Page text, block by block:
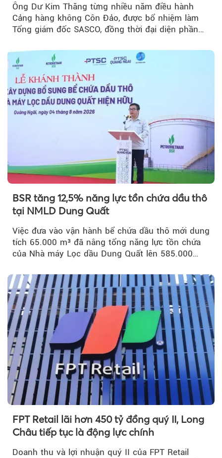
Ông Dư Kim Thăng từng nhiều năm điều hành
Cảng hàng không Côn Đảo, được bổ nhiệm làm
Tổng giám đốc SASCO, đồng thời đại diện phần
BSR tăng 12,5% năng lực tồn chứa dầu thô
tại NMLD Dung Quất
Việc đưa vào vận hành bể chứa dầu thô mới dung
tích 65.000 m³ đã nâng tổng năng lực tồn chứa
của Nhà máy Lọc dầu Dung Quất lên 585.000
FPT Retail lãi hơn 450 tỷ đồng quý II, Long
Châu tiếp tục là động lực chính
Doanh thu và lợi nhuận quý II của FPT Retail